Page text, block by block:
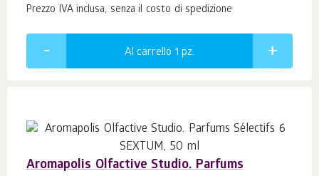
Prezzo IVA inclusa, senza il costo di spedizione
Al carrello 1 pz.
Aromapolis Olfactive Studio. Parfums